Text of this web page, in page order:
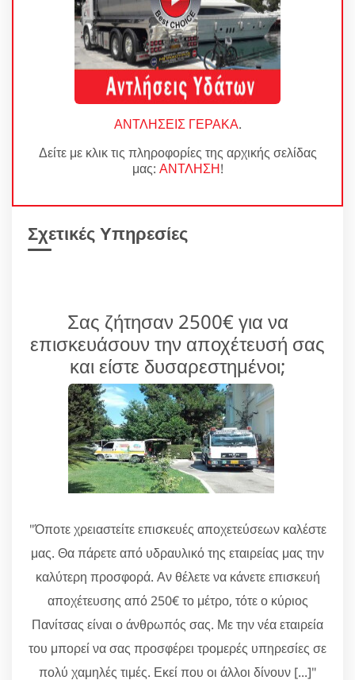
ΑΝΤΛΗΣΕΙΣ ΓΕΡΑΚΑ.
Δείτε με κλικ τις πληροφορίες της αρχικής σελίδας
μας: ΑΝΤΛΗΣΗ!
Σχετικές Υπηρεσίες
Σας ζήτησαν 2500€ για να
επισκευάσουν την αποχέτευσή σας
και είστε δυσαρεστημένοι;
"Όποτε χρειαστείτε επισκευές αποχετεύσεων καλέστε
μας. Θα πάρετε από υδραυλικό της εταιρείας μας την
καλύτερη προσφορά. Αν θέλετε να κάνετε επισκευή
αποχέτευσης από 250€ το μέτρο, τότε ο κύριος
Πανίτσας είναι ο άνθρωπός σας. Με την νέα εταιρεία
του μπορεί να σας προσφέρει τρομερές υπηρεσίες σε
πολύ χαμηλές τιμές. Εκεί που οι άλλοι δίνουν [...]"